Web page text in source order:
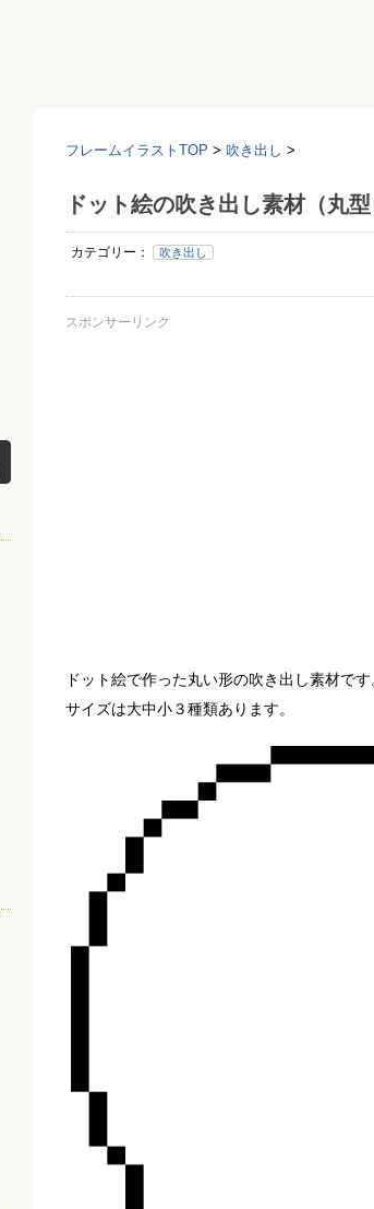
フレームイラストTOP > 吹き出し >
ドット絵の吹き出し素材（丸型
カテゴリー： 吹き出し
スポンサーリンク
ドット絵で作った丸い形の吹き出し素材です
サイズは大中小３種類あります。